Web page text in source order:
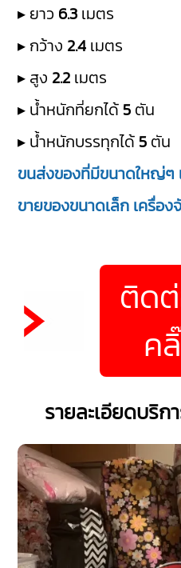
▸ ยาว 6.3 เมตร
▸ กว้าง 2.4 เมตร
▸ สูง 2.2 เมตร
▸ น้ำหนักที่ยกได้ 5 ตัน
▸ น้ำหนักบรรทุกได้ 5 ตัน
ขนส่งของที่มีขนาดใหญ่ๆ
ขายของขนาดเล็ก เครื่อง
ติดต่
ค
รายละเอียดบริก